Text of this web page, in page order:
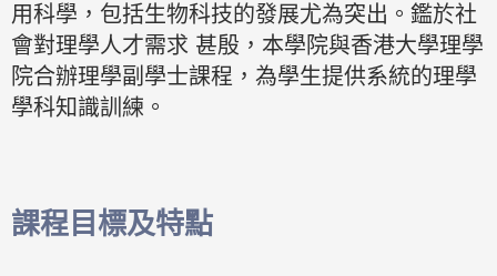
用科學，包括生物科技的發展尤為突出。鑑於社
會對理學人才需求 甚殷，本學院與香港大學理學
院合辦理學副學士課程，為學生提供系統的理學
學科知識訓練。
課程目標及特點